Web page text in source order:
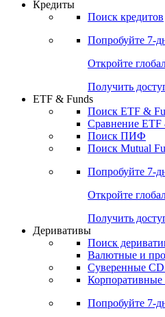
Откройте
Получить
Поиск кредитов
Попробуйте7-
Откройте
Получить доступ
ETF & Funds
Сравнение ETF
Поиск Mutual
Попробуйте7-
Откройте
Получить
Деривативы
Валютные и